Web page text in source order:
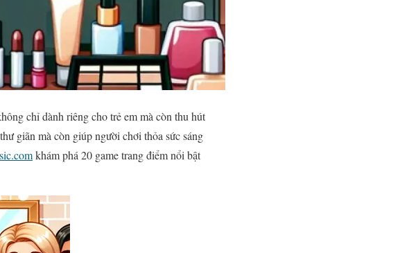
chỉ dành riêng cho trẻ em mà còn thu hút
giãn mà còn giúp người chơi thỏa sức sáng
khám phá 20 game trang điểm nổi bật